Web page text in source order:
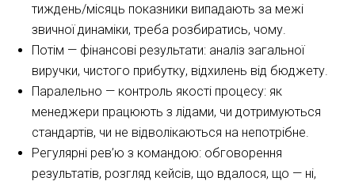
тиждень/місяць показники випадають за межі
звичної динаміки, треба розбиратись, чому.
Потім — фінансові результати: аналіз загальної
виручки, чистого прибутку, відхилень від бюджету.
Паралельно — контроль якості процесу: як
менеджери працюють з лідами, чи дотримуються
стандартів, чи не відволікаються на непотрібне.
Регулярні рев’ю з командою: обговорення
результатів, розгляд кейсів, що вдалося, що — ні,